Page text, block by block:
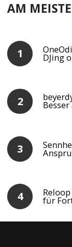
AM
DJing
für